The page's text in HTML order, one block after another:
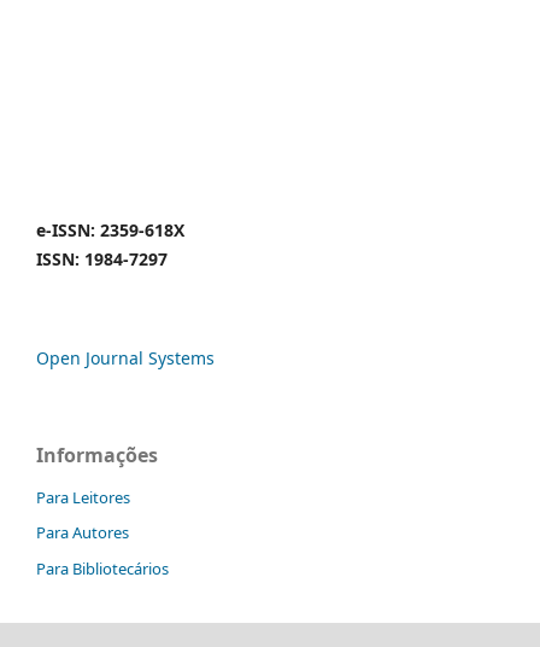
e-ISSN: 2359-618X
ISSN: 1984-7297
Open Journal Systems
Informações
Para Leitores
Para Autores
Para Bibliotecários